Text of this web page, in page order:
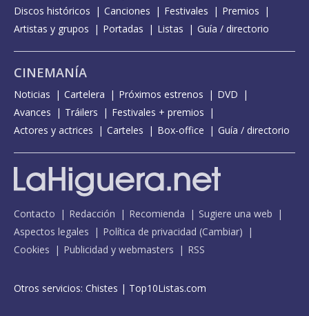
Discos históricos
Canciones Festivales
Premios
Artistas y grupos
Portadas Listas Guía / directorio
CINEMANÍA
Noticias Cartelera Próximos estrenos
DVD
Avances
Tráilers
Festivales + premios
Actores y actrices
Carteles Box-office Guía / directorio
Contacto Redacción Recomienda
Sugiere una web
Aspectos legales
Política de privacidad (Cambiar)
Cookies
Publicidad y webmasters RSS
Otros servicios: Chistes | Top10Listas.com